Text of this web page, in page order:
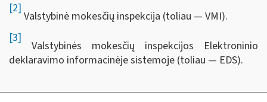
[2]
Valstybinė mokesčių inspekcija (toliau — VMI).
[3]
Valstybinės mokesčių inspekcijos Elektroninio
deklaravimo informacinėje sistemoje (toliau — EDS).